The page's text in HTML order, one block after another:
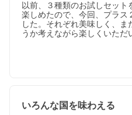
以前、３種類のお試しセット
楽しめたので、今回、プラス
した。それぞれ美味しく、
うか考えながら楽しくいただ
いろんな国を味わえる